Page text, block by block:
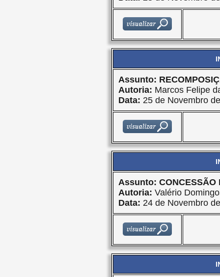
Assunto:
Autoria: Marcos Felipe
Data: 25 de Novembro
Assunto: CONCESSÃO
Autoria: Valério
Data: 24 de Novembro